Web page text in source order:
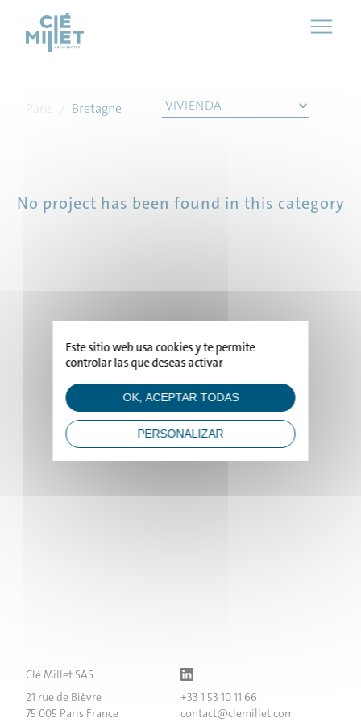
INICIO
PROYECTOS
ESTUDIO
NOTICIAS
Paris Bretagne
No project has been found in this category
Clé Millet SAS
21 rue de Bièvre
75 005 Paris France
+33 1 53 10 11 66
contact@clemillet.com
Este sitio web usa cookies y te permite
controlar las que deseas activar
OK, ACEPTAR TODAS
PERSONALIZAR